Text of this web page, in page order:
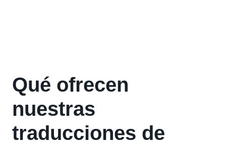
Qué ofrecen
nuestras
traducciones de